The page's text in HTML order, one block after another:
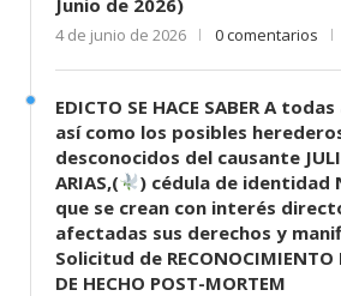
4 de junio de 2026 0 comentarios
EDICTO SE HACE SABER A
así como los posibles
desconocidos del causante
ARIAS,(
) cédula de identidad
que se crean con interés
afectadas sus derechos y
Solicitud de RECONOCIMIENTO
DE HECHO POST-MORTEM